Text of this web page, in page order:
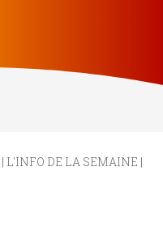
| L'INFO DE LA SEMAINE |